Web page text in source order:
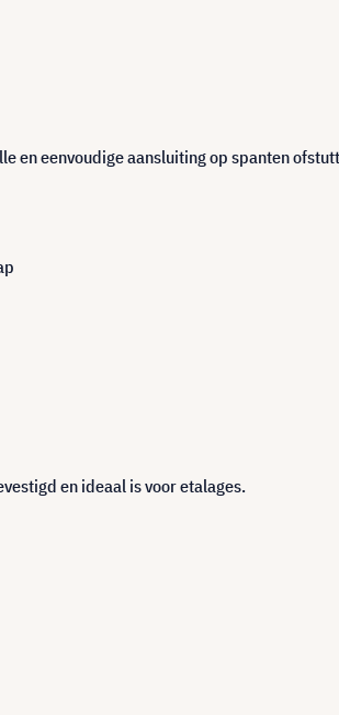
en eenvoudige aansluiting op spanten
en ideaal is voor etalages.